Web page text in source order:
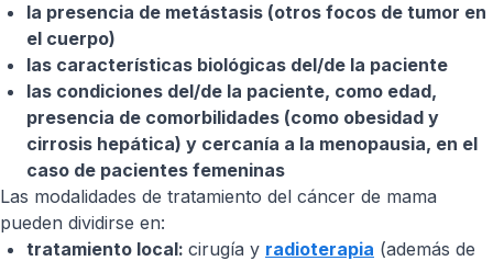
la presencia de metástasis (otros focos de tumor en
el cuerpo)
las características biológicas del/de la paciente
las condiciones del/de la paciente, como edad,
presencia de comorbilidades (como obesidad y
cirrosis hepática) y cercanía a la menopausia, en el
caso de pacientes femeninas
Las modalidades de tratamiento del cáncer de mama
pueden dividirse en:
tratamiento local: cirugía y radioterapia (además de